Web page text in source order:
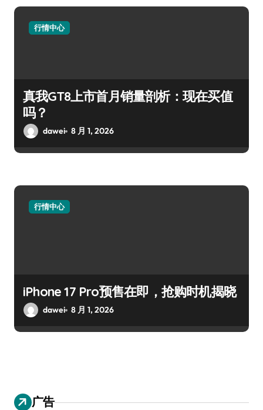
行情中心
真我GT8上市首月销量剖析：现在买值
吗？
dawei 8 月 1, 2026
行情中心
iPhone 17 Pro预售在即，抢购时机揭晓
dawei 8 月 1, 2026
广告